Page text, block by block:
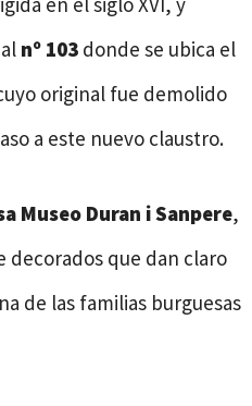
nº 103 donde se ubica el
original fue demolido
a este nuevo claustro.
Museo Duran i Sanpere,
decorados que dan claro
de las familias burguesas